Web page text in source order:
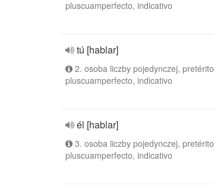
pluscuamperfecto, indicativo
tú [hablar]
2. osoba liczby pojedynczej, pretérito
pluscuamperfecto, indicativo
él [hablar]
3. osoba liczby pojedynczej, pretérito
pluscuamperfecto, indicativo